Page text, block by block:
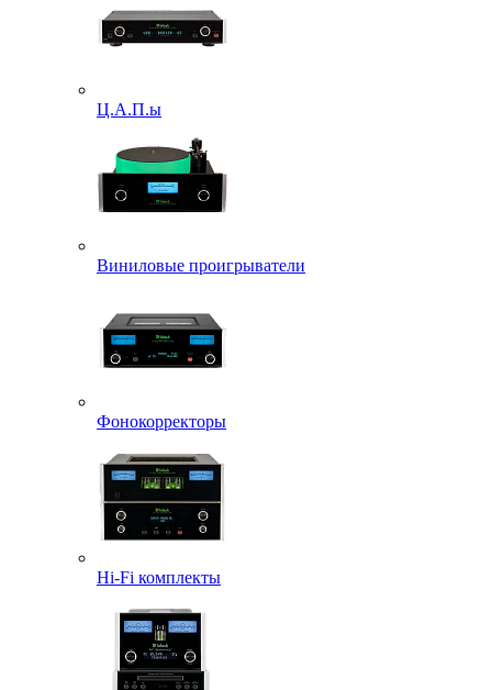
Ц.А.П.ы
Виниловые проигрыватели
Фонокорректоры
Hi-Fi комплекты